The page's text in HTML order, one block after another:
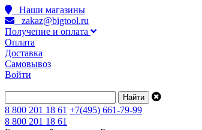
Наши магазины
zakaz@bigtool.ru
Получение и оплата
Оплата
Доставка
Самовывоз
Войти
8 800 201 18 61 +7(495) 661-79-99
8 800 201 18 61